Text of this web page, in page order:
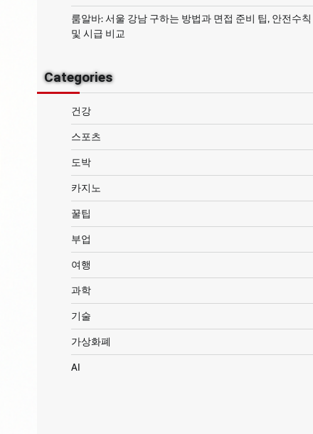
룸알바: 서울 강남 구하는 방법과 면접 준비 팁, 안전수칙
및 시급 비교
Categories
건강
스포츠
도박
카지노
꿀팁
부업
여행
과학
기술
가상화폐
AI